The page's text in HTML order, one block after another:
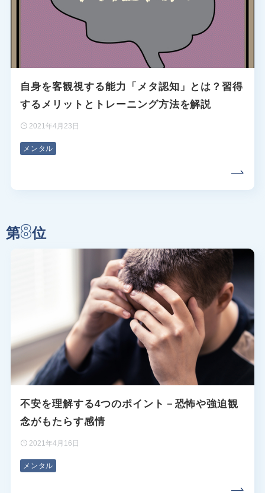
自身を客観視する能力「メタ認知」とは？習得
するメリットとトレーニング方法を解説
2021年4月23日
メンタル
第8位
不安を理解する4つのポイント－恐怖や強迫観
念がもたらす感情
2021年4月16日
メンタル